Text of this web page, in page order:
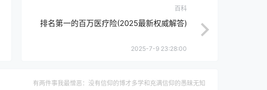
百科
排名第一的百万医疗险(2025最新权威解答)
2025-7-9 23:28:00
有两件事我最憎恶：没有信仰的博才多学和充满信仰的愚昧无知